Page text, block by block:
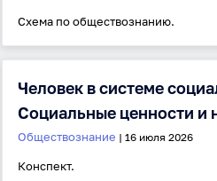
Пароль
Антиспам: Загрузка...
Забыли пароль?
Схема по обществознанию.
Человек в системе
Социальные ценности и
Обществознание | 16 июля 2026
Конспект.